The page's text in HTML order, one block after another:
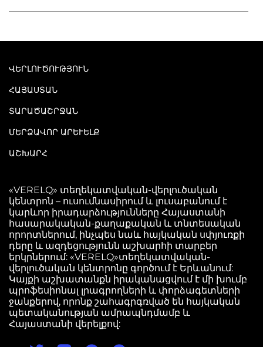
ՎԵՐԼՈՒԾՈՒԹՅՈՒՆ
ՀԱՅԱՍՏԱՆ
ՏԱՐԱԾԱՇՐՋԱՆ
ՄԵՐՁԱՎՈՐ ԱՐԵՒԵԼՔ
ԱՇԽԱՐՀ
«VERELQ» տեղեկատվական-վերլուծական
կենտրոն – ուսումնասիրում և լուսաբանում է
կարևոր իրադարձությունները Հայաստանի
հասարակական-քաղաքական և տնտեսական
որորտներում, ինչպես նաև հայկական սփյուռքի
դերը և ազդեցությունն աշխարհի տարբեր
երկրներում: «VERELQ»տեղեկատվական-
վերլուծական կենտրոնը գործում է Երևանում:
Կայքի աշխատանքն իրականացվում է մի խումբ
պրոֆեսիոնալ լրագրողների և փորձագետների
ջանքերով, որոնք շահագրգռված են հայկական
պետականության ամրապնդմամբ և
Հայաստանի վերելքով: